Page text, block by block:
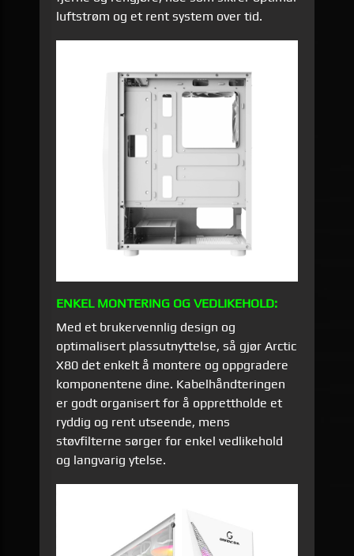
luftstrøm og et rent system over tid.
ENKEL MONTERING OG VEDLIKEHOLD:
Med et brukervennlig design og
optimalisert plassutnyttelse, så gjør Arctic
X80 det enkelt å montere og oppgradere
komponentene dine. Kabelhåndteringen
er godt organisert for å opprettholde et
ryddig og rent utseende, mens
støvfilterne sørger for enkel vedlikehold
og langvarig ytelse.